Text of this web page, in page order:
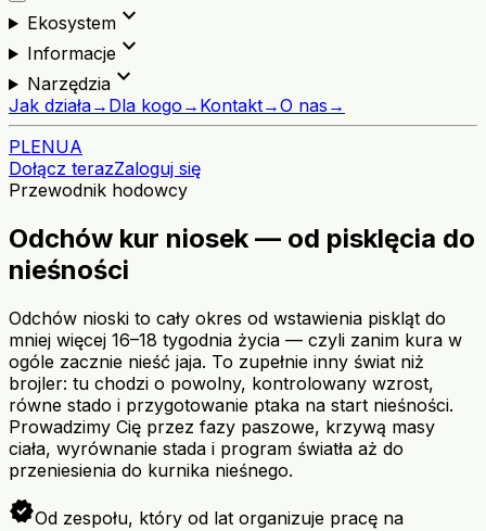
Ekosystemexpand_more
Informacjeexpand_more
Narzędziaexpand_more
Jak działa→ Dla kogo → Kontakt→O nas →
PLENUA
Dołącz terazZaloguj się
Przewodnik hodowcy
Odchów kur niosek — od pisklęcia do
nieśności
Odchów nioski to cały okres od wstawienia piskląt do
mniej więcej 16–18 tygodnia życia — czyli zanim kura w
ogóle zacznie nieść jaja. To zupełnie inny świat niż
brojler: tu chodzi o powolny, kontrolowany wzrost,
równe stado i przygotowanie ptaka na start nieśności.
Prowadzimy Cię przez fazy paszowe, krzywą masy
ciała, wyrównanie stada i program światła aż do
przeniesienia do kurnika nieśnego.
verifiedOd zespołu, który od lat organizuje pracę na